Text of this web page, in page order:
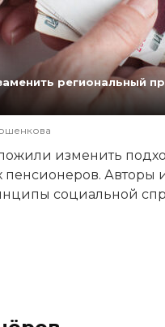
региональный
изменить
Авторы
социальной